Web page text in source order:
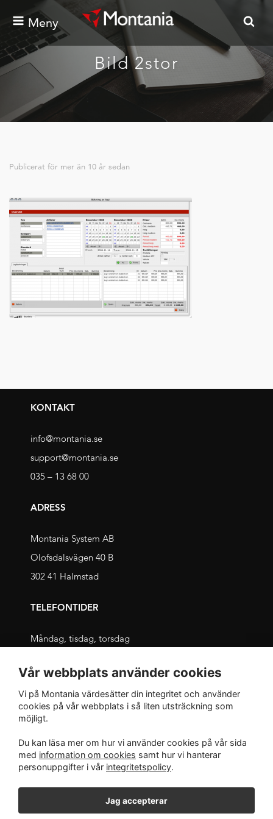
Meny
Bild 2stor
Publicerat för mer än 10 år sedan
KONTAKT
info@montania.se
support@montania.se
035 – 13 68 00
ADRESS
Montania System AB
Olofsdalsvägen 40 B
302 41 Halmstad
TELEFONTIDER
Måndag, tisdag, torsdag
Onsdag, fredag
09.00 – 12.00 och 13.00 – 16.00
INTEGRITET
Integritetspolicy
Vår webbplats använder cookies
Vi på Montania värdesätter din integritet och använder
cookies på vår webbplats i så liten utsträckning som
möjligt.
Du kan läsa mer om hur vi använder cookies på vår sida
med information om cookies samt hur vi hanterar
personuppgifter i vår integritetspolicy.
Jag accepterar